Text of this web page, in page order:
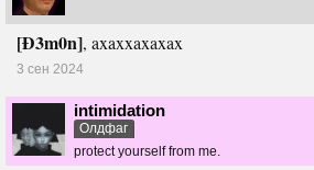
[Ð3m0n], axaxxaxaxax
3 сен 2024
intimidation
Олдфаг
protect yourself from me.